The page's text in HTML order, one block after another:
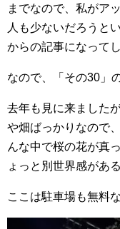
までなので、私がア
人も少ないだろうと
からの記事になって
なので、「その30」
去年も見に来ました
や畑ばっかりなので
んな中で桜の花が真
ょっと別世界感があ
ここは駐車場も無料